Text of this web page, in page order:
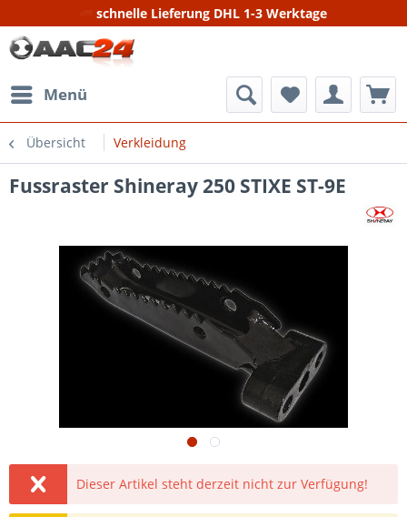
schnelle Lieferung DHL 1-3 Werktage
Menü
Übersicht Verkleidung
Fussraster Shineray 250 STIXE ST-9E
Dieser Artikel steht derzeit nicht zur Verfügung!